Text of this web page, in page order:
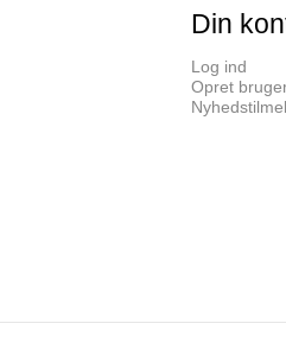
Din
Log ind
Opret